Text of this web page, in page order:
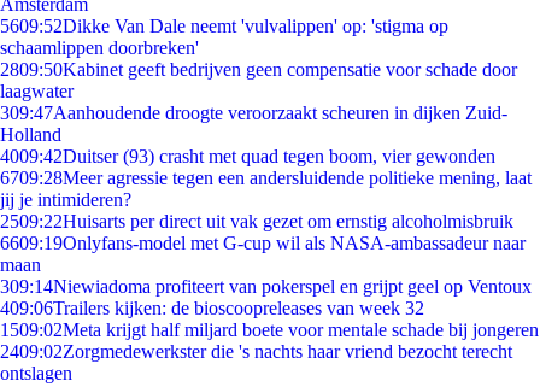
Amsterdam
5609:52Dikke Van Dale neemt 'vulvalippen' op: 'stigma op
schaamlippen doorbreken'
2809:50Kabinet geeft bedrijven geen compensatie voor schade door
laagwater
309:47Aanhoudende droogte veroorzaakt scheuren in dijken Zuid-
Holland
4009:42Duitser (93) crasht met quad tegen boom, vier gewonden
6709:28Meer agressie tegen een andersluidende politieke mening, laat
jij je intimideren?
2509:22Huisarts per direct uit vak gezet om ernstig alcoholmisbruik
6609:19Onlyfans-model met G-cup wil als NASA-ambassadeur naar
maan
309:14Niewiadoma profiteert van pokerspel en grijpt geel op Ventoux
409:06Trailers kijken: de bioscoopreleases van week 32
1509:02Meta krijgt half miljard boete voor mentale schade bij jongeren
2409:02Zorgmedewerkster die 's nachts haar vriend bezocht terecht
ontslagen